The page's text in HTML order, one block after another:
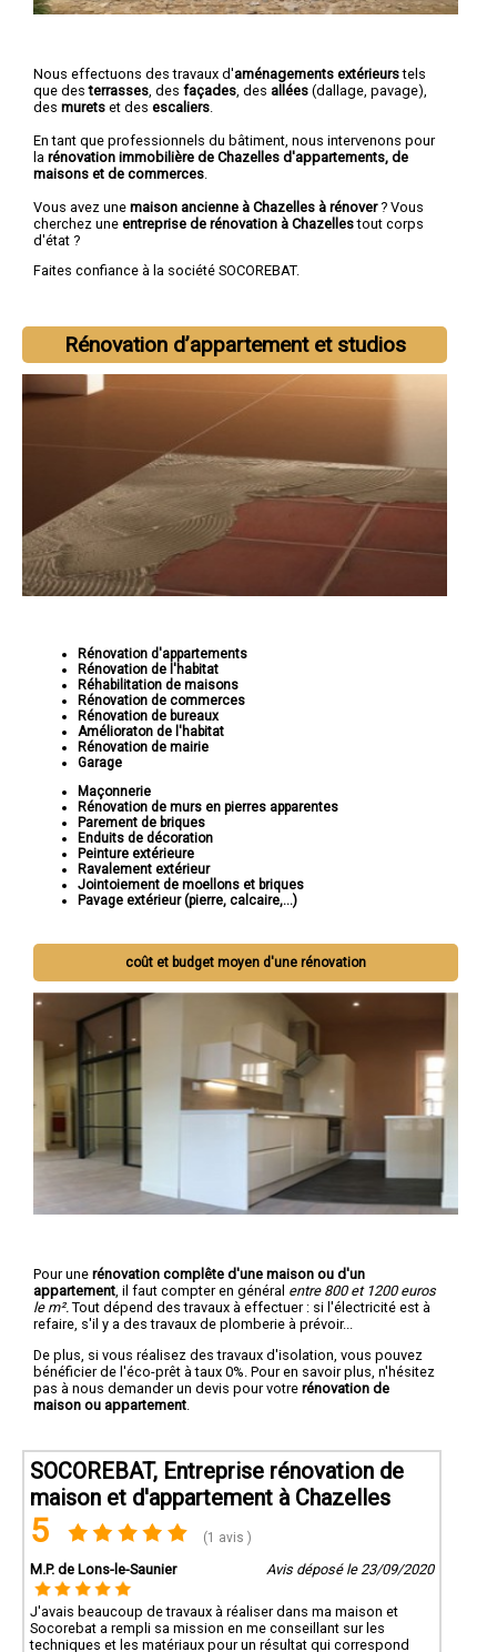
Nous effectuons des travaux d'aménagements extérieurstels
que desterrasses , des façades , des allées (dallage, pavage),
des murets et des escaliers
En tant que professionnels du bâtiment, nous intervenons pour
la rénovation immobilière de Chazelles d'appartements, de
maisons et de commerces
Vous avez une maison ancienne à Chazelles à rénover? Vous
cherchez une entreprise de rénovation à Chazellestout corps
d'état ?
Faites confiance à la société SOCOREBAT.
Rénovation d’appartement et studios
Rénovation d'appartements
Rénovation de l'habitat
Réhabilitation de maisons
Rénovation de commerces
Rénovation de bureaux
Amélioraton de l'habitat
Rénovation de mairie
Garage
Maçonnerie
Rénovation de murs en pierres apparentes
Parement de briques
Enduits de décoration
Peinture extérieure
Ravalement extérieur
Jointoiement de moellons et briques
Pavage extérieur (pierre, calcaire,...)
coût et budget moyen d'une rénovation
Pour une rénovation complête d'une maison ou d'un
appartement , il faut compter en général entre 800 et 1200 euros
le m². Tout dépend des travaux à effectuer : si l'électricité est à
refaire, s'il y a des travaux de plomberie à prévoir...
De plus, si vous réalisez des travaux d'isolation, vous pouvez
bénéficier de l'éco-prêt à taux 0%. Pour en savoir plus, n'hésitez
pas à nous demander un devis pour votre rénovation de
maison ou appartement
SOCOREBAT, Entreprise rénovation de
maison et d'appartement à Chazelles
5 (1 avis )
M.P. de Lons-le-Saunier Avis déposé le 23/09/2020
J'avais beaucoup de travaux à réaliser dans ma maison et
Socorebat a rempli sa mission en me conseillant sur les
techniques et les matériaux pour un résultat qui correspond